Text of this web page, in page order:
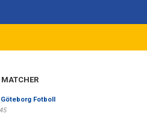
MATCHER
Göteborg Fotboll